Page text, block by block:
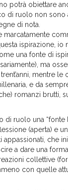
potrà obiettare
di ruolo non sono
di nota.
marcatamente
ispirazione,
una fonte di
ma
mentre le
e da
romanzi brutti,
di ruolo una “fonte
(aperta) e
appassionati, che
a dare una
collettive
con quelle